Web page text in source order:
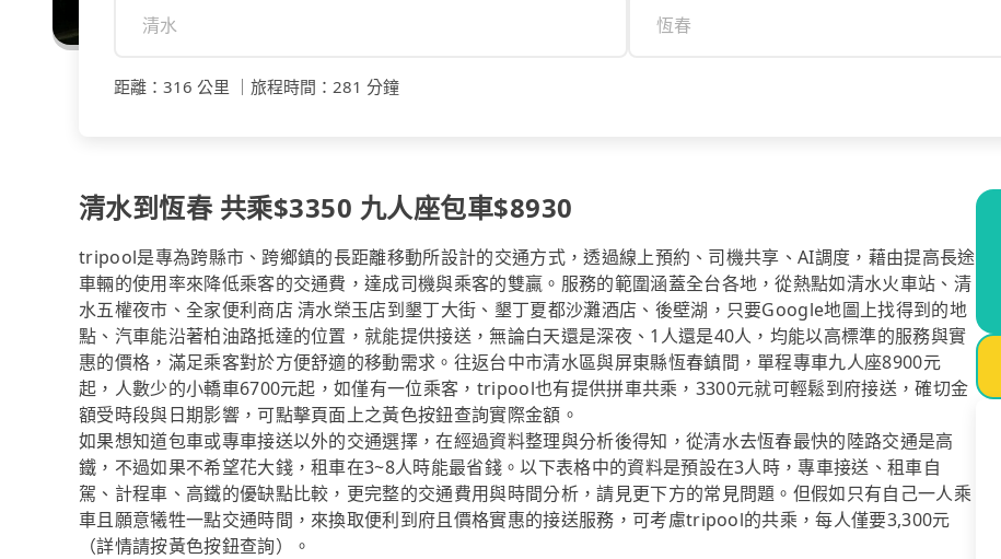
距離 ： 316 公里 旅程時間 ： 281 分鐘
清水到恆春 共乘$3350 九人座包車$8930
tripool是專為跨縣市、跨鄉鎮的長距離移動所設計的交通方式，透過線上預約、司機共享、AI調度，藉由提高長途
車輛的使用率來降低乘客的交通費，達成司機與乘客的雙贏。服務的範圍涵蓋全台各地，從熱點如清水火車站、清
水五權夜市、全家便利商店 清水榮玉店到墾丁大街、墾丁夏都沙灘酒店、後壁湖，只要Google地圖上找得到的地
點、汽車能沿著柏油路抵達的位置，就能提供接送，無論白天還是深夜、1人還是40人，均能以高標準的服務與實
惠的價格，滿足乘客對於方便舒適的移動需求。往返台中市清水區與屏東縣恆春鎮間，單程專車九人座8900元
起，人數少的小轎車6700元起，如僅有一位乘客，tripool也有提供拼車共乘，3300元就可輕鬆到府接送，確切金
額受時段與日期影響，可點擊頁面上之黃色按鈕查詢實際金額。
如果想知道包車或專車接送以外的交通選擇，在經過資料整理與分析後得知，從清水去恆春最快的陸路交通是高
鐵，不過如果不希望花大錢，租車在3~8人時能最省錢。以下表格中的資料是預設在3人時，專車接送、租車自
駕、計程車、高鐵的優缺點比較，更完整的交通費用與時間分析，請見更下方的常見問題。但假如只有自己一人乘
車且願意犧牲一點交通時間，來換取便利到府且價格實惠的接送服務，可考慮tripool的共乘，每人僅要3,300元
（詳情請按黃色按鈕查詢）。